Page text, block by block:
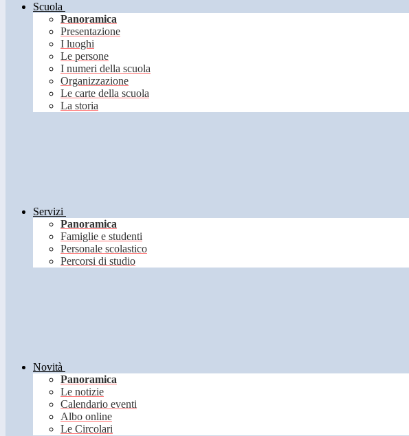
Scuola
Panoramica
Presentazione
I luoghi
Le persone
I numeri della scuola
Organizzazione
Le carte della scuola
La storia
Servizi
Panoramica
Famiglie e studenti
Personale scolastico
Percorsi di studio
Novità
Panoramica
Le notizie
Calendario eventi
Albo online
Le Circolari